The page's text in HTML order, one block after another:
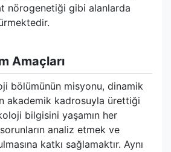
nörogenetiği gibi alanlarda
Amaçları
bölümünün misyonu, dinamik
akademik kadrosuyla ürettiği
bilgisini yaşamın her
analiz etmek ve
katkı sağlamaktır. Aynı